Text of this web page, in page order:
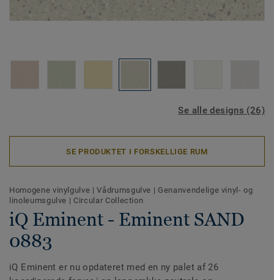
Se alle designs (26)
SE PRODUKTET I FORSKELLIGE RUM
Homogene vinylgulve |Vådrumsgulve | Genanvendelige vinyl- og
linoleumsgulve | Circular Collection
iQ Eminent - Eminent SAND
0883
iQ Eminent er nu opdateret med en ny palet af 26